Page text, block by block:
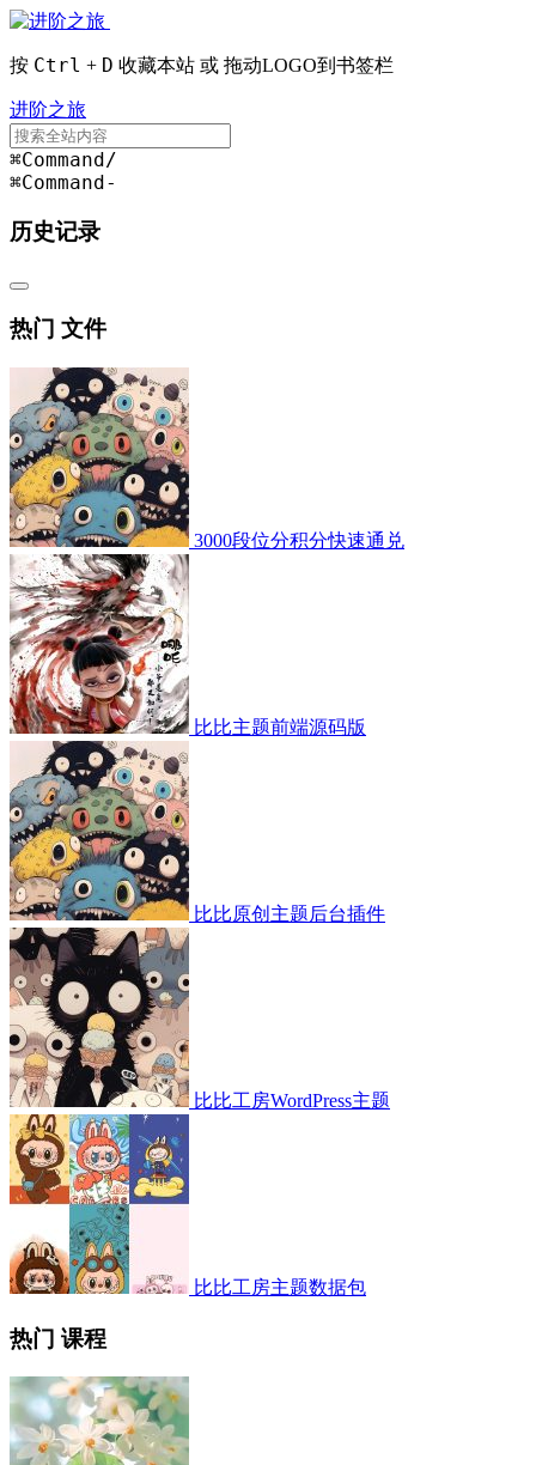
按 Ctrl + D 收藏本站 或 拖动LOGO到书签栏
进阶之旅
⌘Command/
⌘Command-
历史记录
热门 文件
3000段位分积分快速通兑
比比主题前端源码版
比比原创主题后台插件
比比工房WordPress主题
比比工房主题数据包
热门 课程